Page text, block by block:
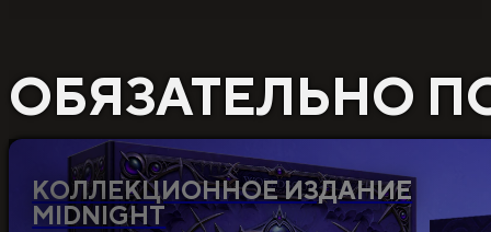
ОБЯЗАТЕЛЬНО
КОЛЛЕКЦИОННОЕ ИЗДАНИЕ
MIDNIGHT